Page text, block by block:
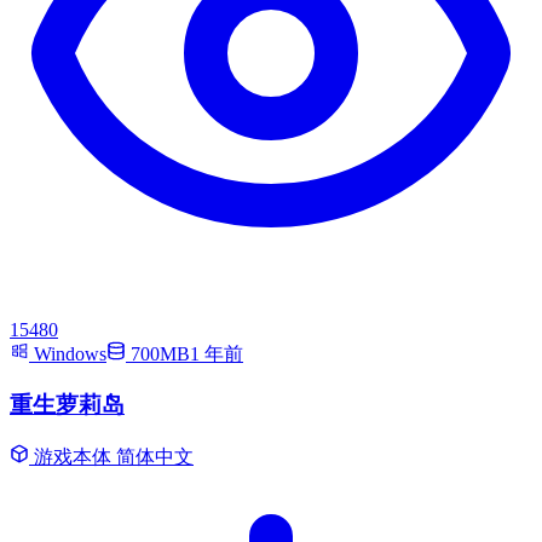
15480
Windows
700MB1 年前
重生萝莉岛
游戏本体 简体中文